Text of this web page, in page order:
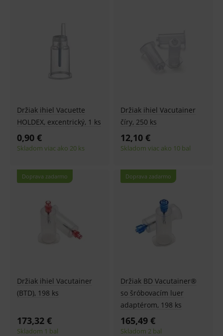
Držiak ihiel Vacuette
HOLDEX, excentrický, 1 ks
0,90 €
Skladom viac ako 20 ks
Držiak ihiel Vacutainer
číry, 250 ks
12,10 €
Skladom viac ako 10 bal
Doprava zadarmo
Držiak ihiel Vacutainer
(BTD), 198 ks
173,32 €
Skladom 1 bal
Doprava zadarmo
Držiak BD Vacutainer®
so šróbovacím luer
adaptérom, 198 ks
165,49 €
Skladom 2 bal